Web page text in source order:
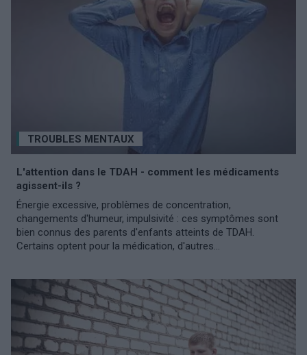
TROUBLES MENTAUX
L'attention dans le TDAH - comment les médicaments
agissent-ils ?
Énergie excessive, problèmes de concentration,
changements d'humeur, impulsivité : ces symptômes sont
bien connus des parents d'enfants atteints de TDAH.
Certains optent pour la médication, d'autres...